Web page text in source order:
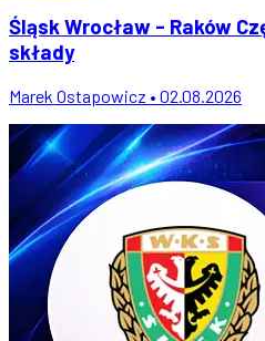
Śląsk Wrocław - Raków
składy
Marek Ostapowicz • 02.08.2026